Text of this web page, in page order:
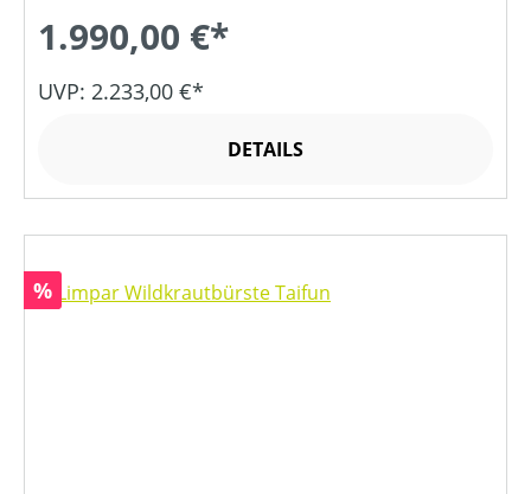
1.990,00 €*
UVP: 2.233,00 €*
DETAILS
Rabatt
%